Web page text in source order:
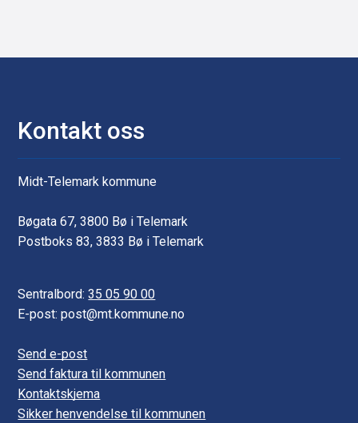
Kontakt oss
Midt-Telemark kommune
Bøgata 67, 3800 Bø i Telemark
Postboks 83, 3833 Bø i Telemark
Sentralbord:35 05 90 00
E-post: post@mt.kommune.no
Send e-post
Send faktura til kommunen
Kontaktskjema
Sikker henvendelse til kommunen